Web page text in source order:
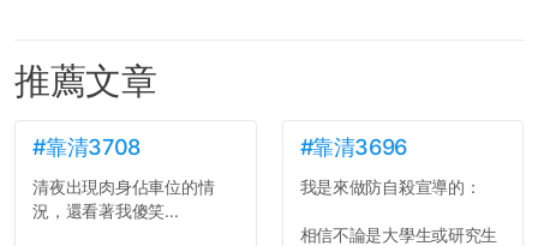
推薦文章
#靠清3708
清夜出現肉身佔車位的情
況，還看著我傻笑...
#靠清3696
我是來做防自殺宣導的：
相信不論是大學生或研究生